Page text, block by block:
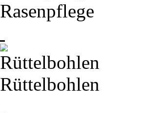
Rasenpflege
Rüttelbohlen